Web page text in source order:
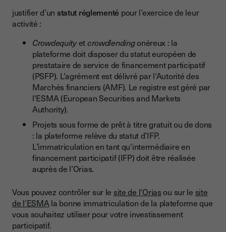
justifier d’un statut réglementé pour l’exercice de leur
activité :
Crowdequityetcrowdlendingonéreux : la
plateforme doit disposer du statut européen de
prestataire de service de financement participatif
(PSFP). L’agrément est délivré par l’Autorité des
Marchés financiers (AMF). Le registre est géré par
l'ESMA (European Securities and Markets
Authority).
Projets sous forme de prêt à titre gratuit ou de dons
: la plateforme relève du statut d’IFP.
L’immatriculation en tant qu'intermédiaire en
financement participatif (IFP) doit être réalisée
auprès de l’Orias.
Vous pouvez contrôler sur le site de l’Oriasou sur le site
de l’ESMAla bonne immatriculation de la plateforme que
vous souhaitez utiliser pour votre investissement
participatif.